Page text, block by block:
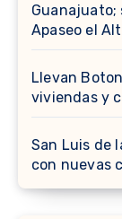
Guanajuato;
Apaseo el
Llevan
viviendas y
San Luis de
con nuevas